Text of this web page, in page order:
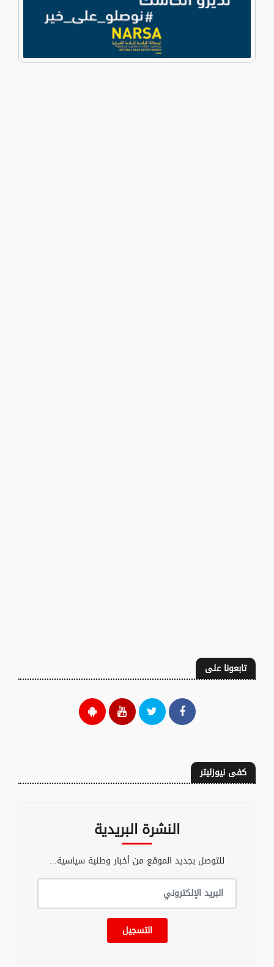
تابعونا على
كفى نيوزليتر
النشرة البريدية
للتوصل بجديد الموقع من أخبار وطنية سياسية...
التسجيل